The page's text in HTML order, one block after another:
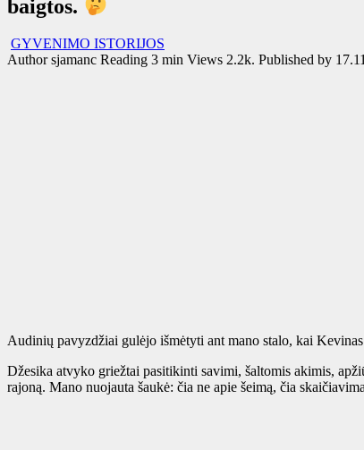
baigtos.
GYVENIMO ISTORIJOS
Author sjamanc Reading 3 min Views 2.2k. Published by
Audinių pavyzdžiai gulėjo išmėtyti ant mano stalo, kai
Džesika atvyko griežtai pasitikinti savimi, šaltomis akimis,
rajoną. Mano nuojauta šaukė: čia ne apie šeimą, čia